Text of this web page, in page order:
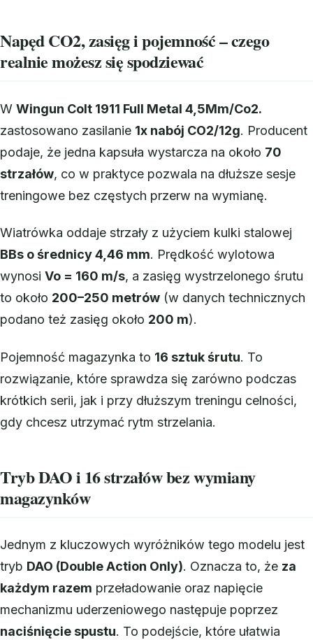
Napęd CO2, zasięg i pojemność – czego
realnie możesz się spodziewać
W Wingun Colt 1911 Full Metal 4,5Mm/Co2.
zastosowano zasilanie 1x nabój CO2/12g. Producent
podaje, że jedna kapsuła wystarcza na około 70
strzałów, co w praktyce pozwala na dłuższe sesje
treningowe bez częstych przerw na wymianę.
Wiatrówka oddaje strzały z użyciem kulki stalowej
BBs o średnicy 4,46 mm. Prędkość wylotowa
wynosi Vo = 160 m/s, a zasięg wystrzelonego śrutu
to około 200–250 metrów (w danych technicznych
podano też zasięg około 200 m).
Pojemność magazynka to 16 sztuk śrutu. To
rozwiązanie, które sprawdza się zarówno podczas
krótkich serii, jak i przy dłuższym treningu celności,
gdy chcesz utrzymać rytm strzelania.
Tryb DAO i 16 strzałów bez wymiany
magazynków
Jednym z kluczowych wyróżników tego modelu jest
tryb DAO (Double Action Only). Oznacza to, że za
każdym razem przeładowanie oraz napięcie
mechanizmu uderzeniowego następuje poprzez
naciśnięcie spustu. To podejście, które ułatwia